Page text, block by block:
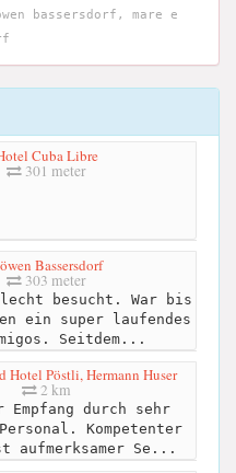
bassersdorf, mare e
Cuba Libre
301 meter
Bassersdorf
303 meter
besucht. War bis
ein super laufendes
Seitdem...
Hotel Pöstli, Hermann Huser
2 km
durch sehr
Kompetenter
aufmerksamer Se...